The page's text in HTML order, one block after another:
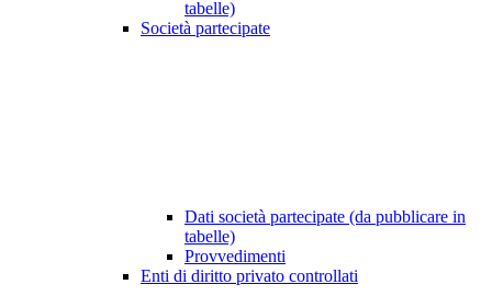
tabelle)
Società partecipate
Dati società partecipate (da pubblicare in
tabelle)
Provvedimenti
Enti di diritto privato controllati